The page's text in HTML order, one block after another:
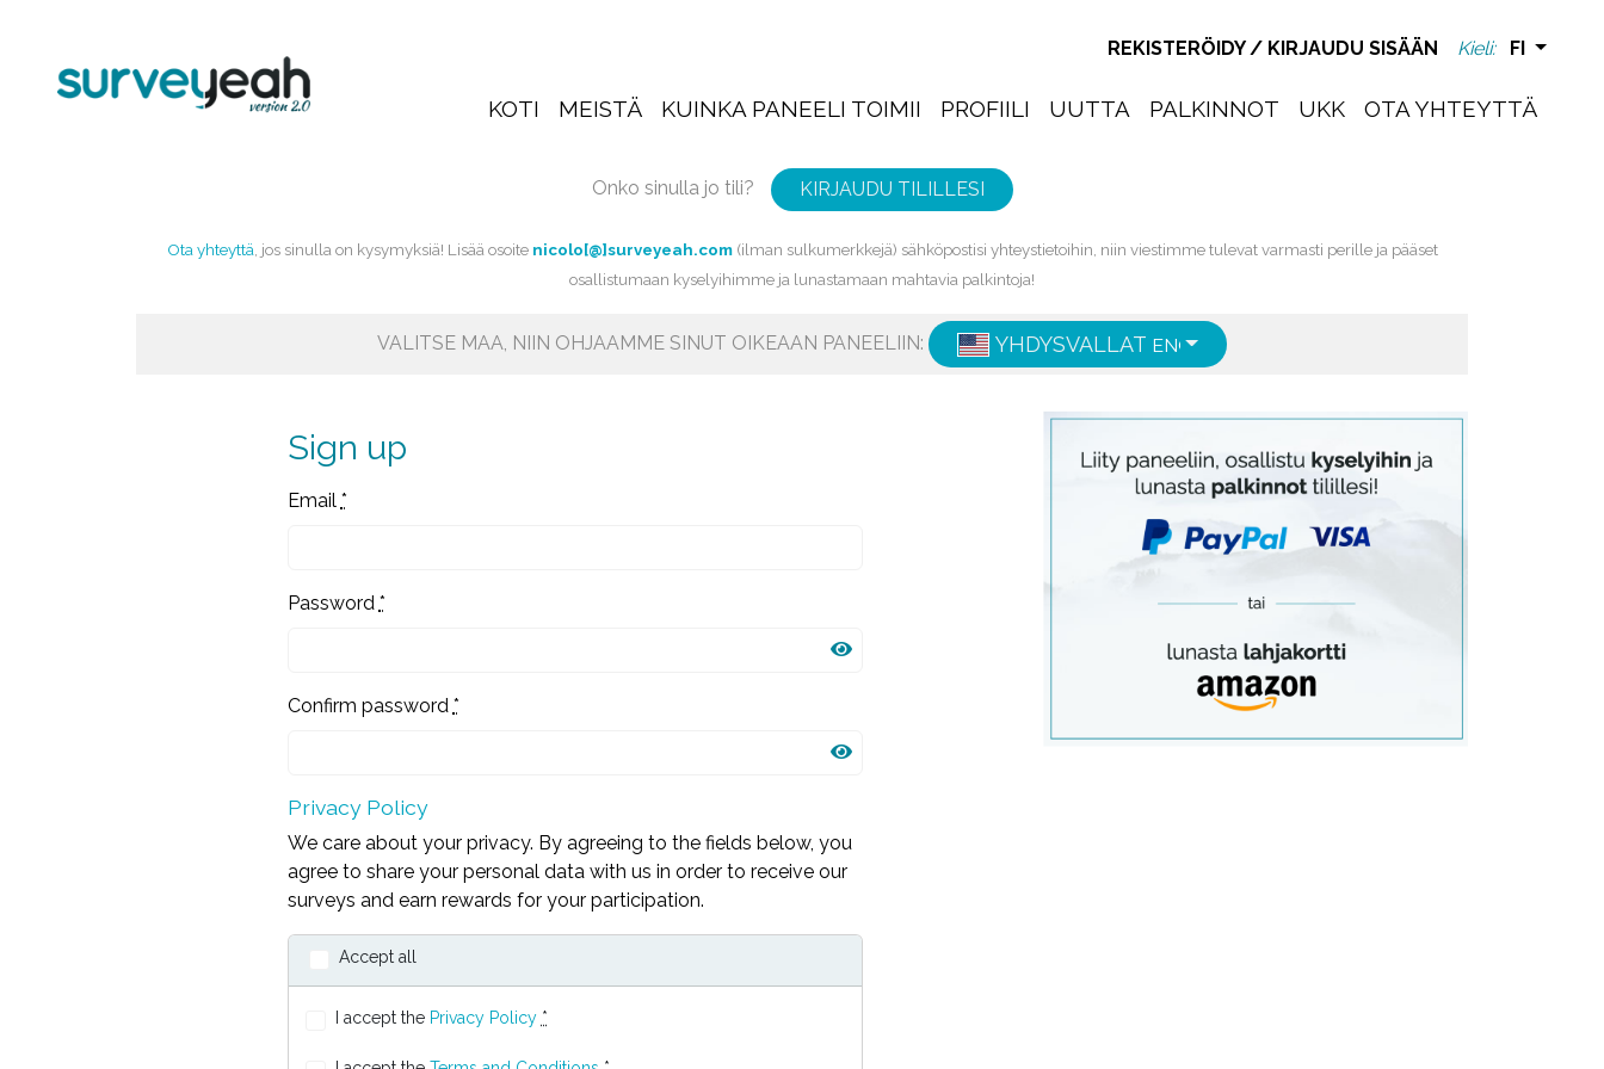
REKISTERÖIDY/ KIRJAUDU SISÄÄN Kieli: FI
KOTI MEISTÄ KUINKA PANEELI TOIMII PROFIILI UUTTA PALKINNOT UKK OTA YHTEYTTÄ
Onko sinulla jo tili? KIRJAUDU TILILLESI
Ota yhteyttä , jos sinulla on kysymyksiä! Lisää osoite nicolo[@]surveyeah.com(ilman sulkumerkkejä) sähköpostisi yhteystietoihin, niin viestimme tulevat varmasti perille ja pääset
osallistumaan kyselyihimme ja lunastamaan mahtavia palkintoja!
VALITSE MAA, NIIN OHJAAMME SINUT OIKEAAN PANEELIIN: YHDYSVALLAT ENGLISH
Sign up
Email *
Password *
Confirm password *
Privacy Policy
We care about your privacy. By agreeing to the fields below, you
agree to share your personal data with us in order to receive our
surveys and earn rewards for your participation.
Accept all
I accept the Privacy Policy *